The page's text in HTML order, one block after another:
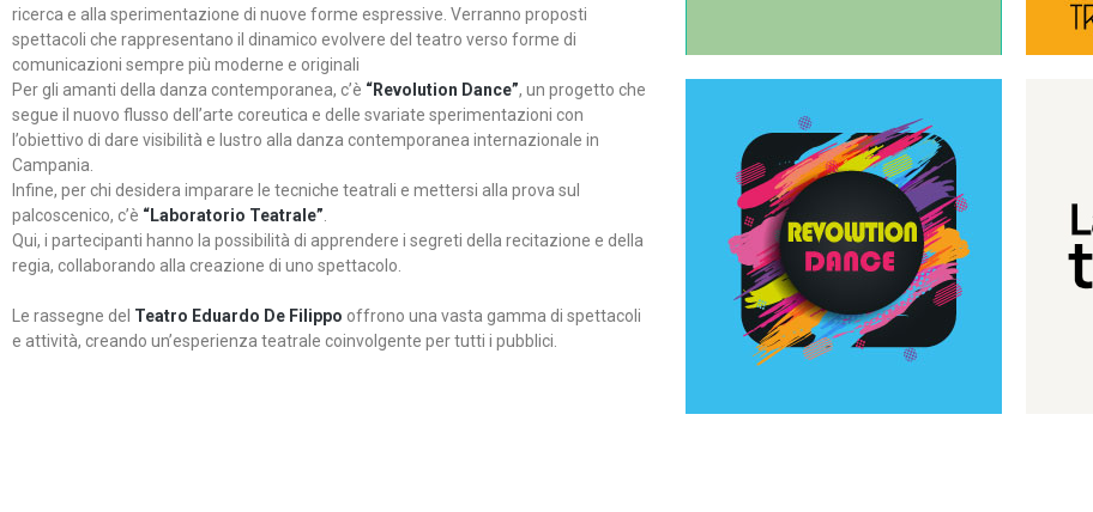
ricerca e alla sperimentazione di nuove forme espressive. Verranno proposti
spettacoli che rappresentano il dinamico evolvere del teatro verso forme di
comunicazioni sempre più moderne e originali
Per gli amanti della danza contemporanea, c’è “Revolution Dance”, un progetto che
segue il nuovo flusso dell’arte coreutica e delle svariate sperimentazioni con
l’obiettivo di dare visibilità e lustro alla danza contemporanea internazionale in
Campania.
Infine, per chi desidera imparare le tecniche teatrali e mettersi alla prova sul
palcoscenico, c’è “Laboratorio Teatrale”
Qui, i partecipanti hanno la possibilità di apprendere i segreti della recitazione e della
regia, collaborando alla creazione di uno spettacolo.
Le rassegne del Teatro Eduardo De Filippo offrono una vasta gamma di spettacoli
e attività, creando un’esperienza teatrale coinvolgente per tutti i pubblici.
Revolution Dance
Rassegna di danza
contemporanea – I Edizione
Continua